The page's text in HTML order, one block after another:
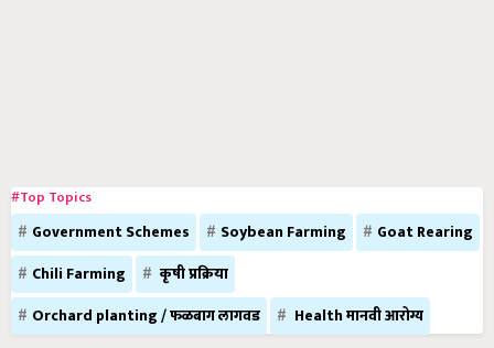
#Top Topics
Government Schemes Soybean Farming
Goat Rearing
Chili Farming
कृषी प्रक्रिया
Orchard planting / फळबाग लागवड
Health मानवी आरोग्य